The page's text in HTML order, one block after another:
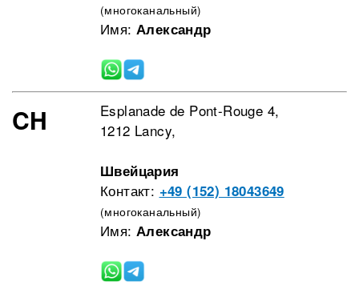
(многоканальный)
Имя: Александр
CH
Esplanade de Pont-Rouge 4,
1212 Lancy,
Швейцария
Контакт: +49 (152) 18043649
(многоканальный)
Имя: Александр